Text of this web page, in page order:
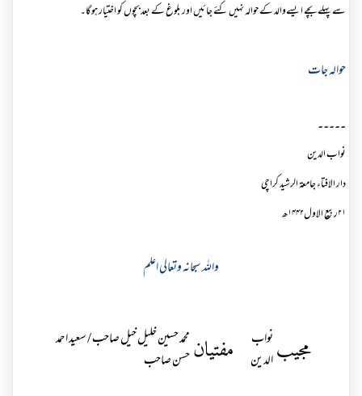
سے پہلے بچے ایسےوالد کے حوالہ نہیں کئے جائیں اور بلوغ کے بعد بچوں کو اختیار ہوگا۔
حوالہ جات
۔۔۔۔۔
نواب الدین
دار الافتاء جامعۃ الرشید کراچی
۲۱ربیع الاول۱۴۴۲ھ
واللہ سبحانہ وتعالی اعلم
مجیب نواب
الدین
مفتیان محمد حسین خلیل خیل صاحب / سعید احمد
حسن صاحب